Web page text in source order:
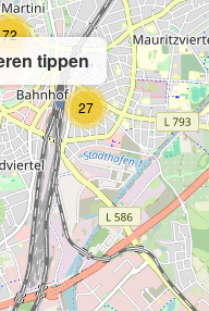
tippen
27
72